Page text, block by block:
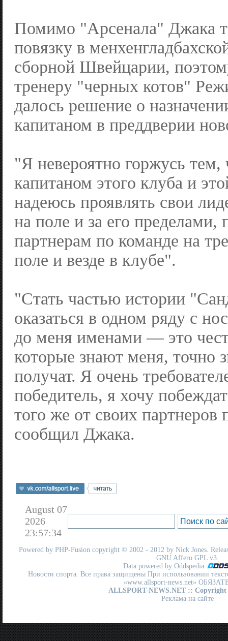
Помимо "Арсенала" Джака
повязку в
сборной Швейцарии,
тренеру "черных котов"
далось решение о
капитаном в преддверии
"Я невероятно горжусь тем,
капитаном этого клуба и
надеюсь проявлять свои
на поле и за его пределами,
партнерам по команде на
поле и везде в клубе".
"Стать частью истории
оказаться в одном ряду с
до меня именами — это
которые знают меня, точно
получат. Я очень
победитель, я хочу
того же от своих
сообщил Джака.
August 07
2026
23:57:34
Powered by PHP-Fusion copyright © 2002 - 2012 by Nick Jones.
GNU Affero GPL v3.
Data powered by Oddspedia
Новости спорта. Все права защищены При использовании
«www.allsport-news.net»
ALLSPORT-NEWS.NET :: Copyright
Реклама на сайте